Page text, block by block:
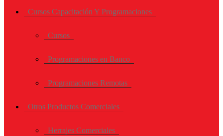
Cursos Capacitación Y Programaciones
Cursos
Programaciones en Banco
Programaciones Remotas
Otros Productos Comerciales
Herrajes Comerciales